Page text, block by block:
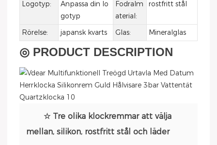
Logotyp:
Anpassa din lo
gotyp
Fodralm
aterial:
rostfritt stål
Rörelse: japansk kvarts Glas: Mineralglas
◎ PRODUCT DESCRIPTION
☆ Tre olika klockremmar att välja
mellan, silikon, rostfritt stål och läder